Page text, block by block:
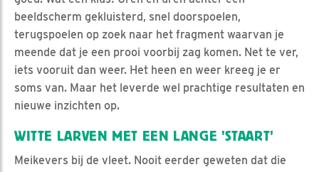
beeldscherm gekluisterd, snel doorspoelen,
terugspoelen op zoek naar het fragment waarvan je
meende dat je een prooi voorbij zag komen. Net te ver,
iets vooruit dan weer. Het heen en weer kreeg je er
soms van. Maar het leverde wel prachtige resultaten en
nieuwe inzichten op.
WITTE LARVEN MET EEN LANGE 'STAART'
Meikevers bij de vleet. Nooit eerder geweten dat die